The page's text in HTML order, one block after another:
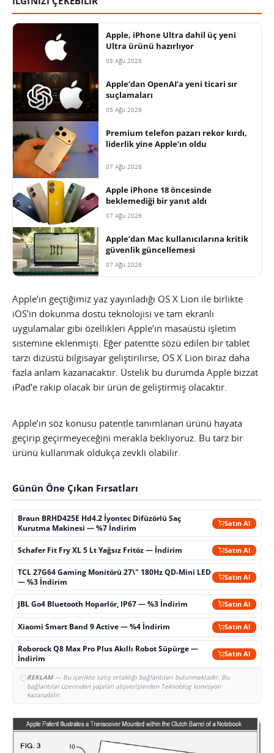
Apple, iPhone Ultra dahil üç yeni
Ultra ürünü hazırlıyor
08 Ağu 2026
Apple’dan OpenAI’a yeni ticari sır
suçlamaları
05 Ağu 2026
Premium telefon pazarı rekor kırdı,
liderlik yine Apple’ın oldu
07 Ağu 2026
Apple iPhone 18 öncesinde
beklemediği bir yanıt aldı
07 Ağu 2026
Apple’dan Mac kullanıcılarına kritik
güvenlik güncellemesi
07 Ağu 2026
Apple’ın geçtiğimiz yaz yayınladığı OS X Lion ile birlikte
iOS’in dokunma dostu teknolojisi ve tam ekranlı
uygulamalar gibi özellikleri Apple’ın masaüstü işletim
sistemine eklenmişti. Eğer patentte sözü edilen bir tablet
tarzı dizüstü bilgisayar geliştirilirse, OS X Lion biraz daha
fazla anlam kazanacaktır. Üstelik bu durumda Apple bizzat
iPad’e rakip olacak bir ürün de geliştirmiş olacaktır.
Apple’ın söz konusu patentle tanımlanan ürünü hayata
geçirip geçirmeyeceğini merakla bekliyoruz. Bu tarz bir
ürünü kullanmak oldukça zevkli olabilir.
Günün Öne Çıkan Fırsatları
Braun BRHD425E Hd4.2 İyontec Difüzörlü Saç
Kurutma Makinesi — %7 İndirim
Satın Al
Schafer Fit Fry XL 5 Lt Yağsız Fritöz — İndirim Satın Al
TCL 27G64 Gaming Monitörü 27\" 180Hz QD-Mini LED
— %3 İndirim
Satın Al
JBL Go4 Bluetooth Hoparlör, IP67 — %3 İndirim Satın Al
Xiaomi Smart Band 9 Active — %4 İndirim Satın Al
Roborock Q8 Max Pro Plus Akıllı Robot Süpürge —
İndirim
Satın Al
REKLAM— Bu içerikte satış ortaklığı bağlantıları bulunmaktadır. Bu
bağlantılar üzerinden yapılan alışverişlerden Teknoblog komisyon
kazanabilir.